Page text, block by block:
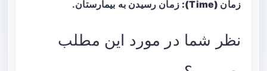
زمان (Time): زمان رسیدن به بیمارستان.
نظر شما در مورد این مطلب